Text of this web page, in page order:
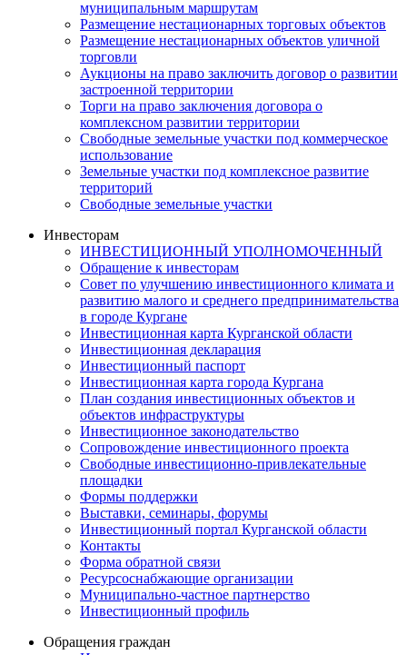
муниципальным маршрутам
Размещение нестационарных торговых объектов
Размещение нестационарных объектов уличной
торговли
Аукционы на право заключить договор о развитии
застроенной территории
Торги на право заключения договора о
комплексном развитии территории
Свободные земельные участки под коммерческое
использование
Земельные участки под комплексное развитие
территорий
Свободные земельные участки
Инвесторам
ИНВЕСТИЦИОННЫЙ УПОЛНОМОЧЕННЫЙ
Обращение к инвесторам
Совет по улучшению инвестиционного климата и
развитию малого и среднего предпринимательства
в городе Кургане
Инвестиционная карта Курганской области
Инвестиционная декларация
Инвестиционный паспорт
Инвестиционная карта города Кургана
План создания инвестиционных объектов и
объектов инфраструктуры
Инвестиционное законодательство
Сопровождение инвестиционного проекта
Свободные инвестиционно-привлекательные
площадки
Формы поддержки
Выставки, семинары, форумы
Инвестиционный портал Курганской области
Контакты
Форма обратной связи
Ресурсоснабжающие организации
Муниципально-частное партнерство
Инвестиционный профиль
Обращения граждан